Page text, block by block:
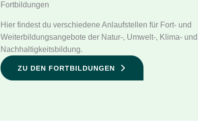
Fortbildungen
Hier findest du verschiedene Anlaufstellen für Fort- und
Weiterbildungsangebote der Natur-, Umwelt-, Klima- und
Nachhaltigkeitsbildung.
ZU DEN FORTBILDUNGEN